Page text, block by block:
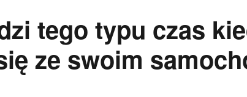
tego typu czas
ze swoim